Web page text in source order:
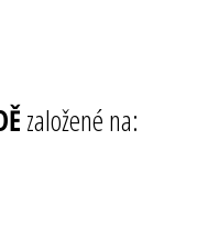
založené na: